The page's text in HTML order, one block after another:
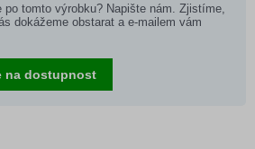
po tomto výrobku? Napište nám. Zjistíme,
dokážeme obstarat a e-mailem vám
na dostupnost